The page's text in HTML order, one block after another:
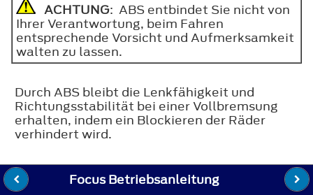
ACHTUNG: ABS entbindet Sie nicht von
Ihrer Verantwortung, beim Fahren
entsprechende Vorsicht und Aufmerksamkeit
walten zu lassen.
Durch ABS bleibt die Lenkfähigkeit und
Richtungsstabilität bei einer Vollbremsung
erhalten, indem ein Blockieren der Räder
verhindert wird.
Focus Betriebsanleitung